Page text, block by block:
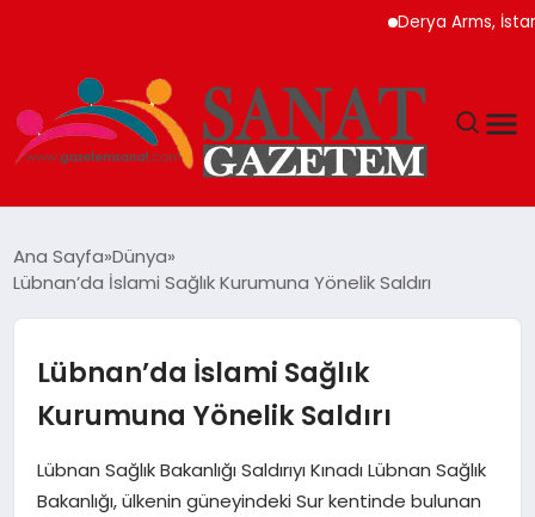
Derya Arms,
SIYASET
SPOR
YAŞAM
Ana Sayfa Dünya
Lübnan’da İslami Sağlık Kurumuna Yönelik Saldırı
Lübnan’da İslami Sağlık
Kurumuna Yönelik Saldırı
Lübnan Sağlık Bakanlığı Saldırıyı Kınadı Lübnan Sağlık
Bakanlığı, ülkenin güneyindeki Sur kentinde bulunan